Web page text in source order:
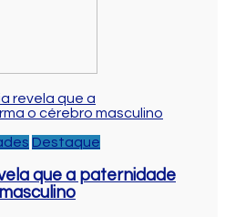
Destaque
que a paternidade